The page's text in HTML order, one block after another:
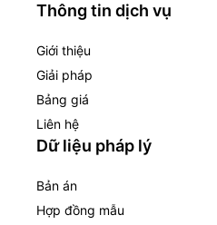
Thông tin dịch vụ
Giới thiệu
Giải pháp
Bảng giá
Liên hệ
Dữ liệu pháp lý
Bản án
Hợp đồng mẫu